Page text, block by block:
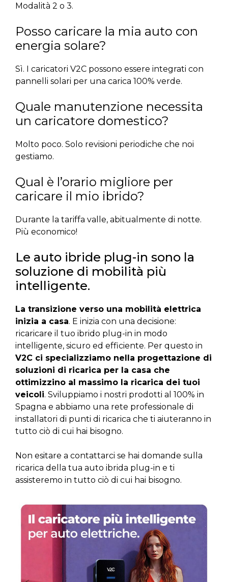
Modalità 2 o 3.
Posso caricare la mia auto con
energia solare?
Sì. I caricatori V2C possono essere integrati con
pannelli solari per una carica 100% verde.
Quale manutenzione necessita
un caricatore domestico?
Molto poco. Solo revisioni periodiche che noi
gestiamo.
Qual è l’orario migliore per
caricare il mio ibrido?
Durante la tariffa valle, abitualmente di notte.
Più economico!
Le auto ibride plug-in sono la
soluzione di mobilità più
intelligente.
La transizione verso una mobilità elettrica
inizia a casa. E inizia con una decisione:
ricaricare il tuo ibrido plug-in in modo
intelligente, sicuro ed efficiente. Per questo in
V2C ci specializziamo nella progettazione di
soluzioni di ricarica per la casa che
ottimizzino al massimo la ricarica dei tuoi
veicoli. Sviluppiamo i nostri prodotti al 100% in
Spagna e abbiamo una rete professionale di
installatori di punti di ricarica che ti aiuteranno in
tutto ciò di cui hai bisogno.
Non esitare a contattarci se hai domande sulla
ricarica della tua auto ibrida plug-in e ti
assisteremo in tutto ciò di cui hai bisogno.